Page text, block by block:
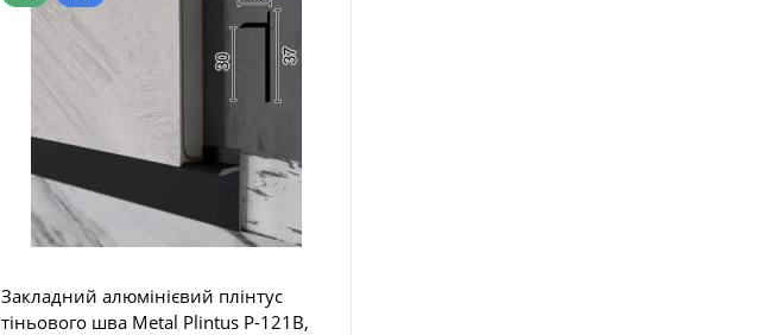
Закладний алюмінієвий плінтус
тіньового шва Metal Plintus P-121В,